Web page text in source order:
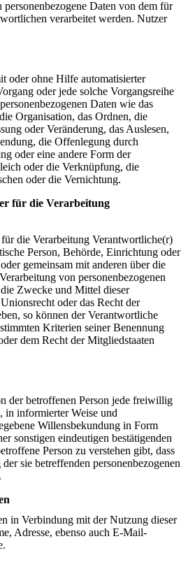
personenbezogene Daten von dem für
verarbeitet werden. Nutzer
oder ohne Hilfe automatisierter
oder jede solche Vorgangsreihe
Daten wie das
Organisation, das Ordnen, die
oder Veränderung, das Auslesen,
die Offenlegung durch
oder eine andere Form der
oder die Verknüpfung, die
oder die Vernichtung.
für die Verarbeitung
die Verarbeitung Verantwortliche(r)
Person, Behörde, Einrichtung oder
gemeinsam mit anderen über die
von personenbezogenen
Zwecke und Mittel dieser
oder das Recht der
so können der Verantwortliche
Kriterien seiner Benennung
dem Recht der Mitgliedstaaten
der betroffenen Person jede freiwillig
in informierter Weise und
Willensbekundung in Form
sonstigen eindeutigen bestätigenden
Person zu verstehen gibt, dass
sie betreffenden personenbezogenen
in Verbindung mit der Nutzung dieser
Adresse, ebenso auch E-Mail-